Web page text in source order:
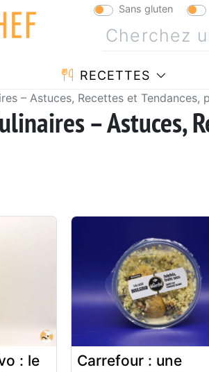
Sans gluten
RECETTES
– Astuces, Recettes et Tendances,
– Astuces,
: le
Carrefour : une